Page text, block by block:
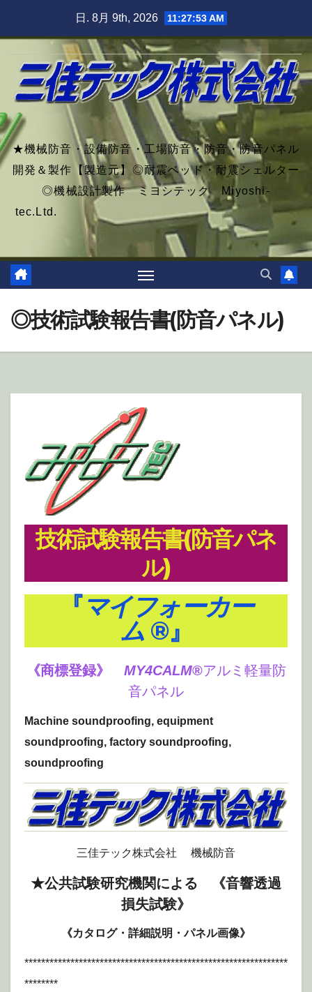
日. 8月 9th, 2026 11:27:54 AM
★機械防音・設備防音・工場防音・防音・防音パネル
開発＆製作【製造元】◎耐震ベッド・耐震シェルター
◎機械設計製作 ミヨシテック Miyoshi-
tec.Ltd.
◎技術試験報告書(防音パネル)
技術試験報告書(防音パネ
ル)
『マイフォーカー
ム ®』
《商標登録》 MY4CALM®アルミ軽量防
音パネル
Machine soundproofing, equipment
soundproofing, factory soundproofing,
soundproofing
三佳テック株式会社 機械防音
★公共試験研究機関による
《音響透過
損失試験》
《カタログ・詳細説明・パネル画像》
***************************************************************
********